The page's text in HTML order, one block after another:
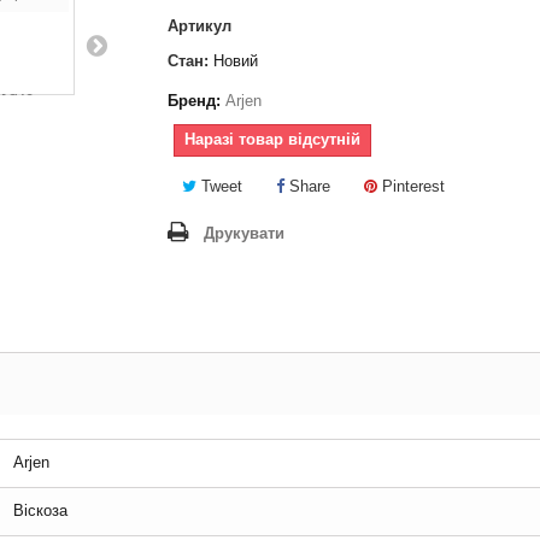
Артикул
Стан: Новий
Бренд: Arjen
Наразі товар відсутній
Tweet Share Pinterest
Друкувати
Arjen
Віскоза